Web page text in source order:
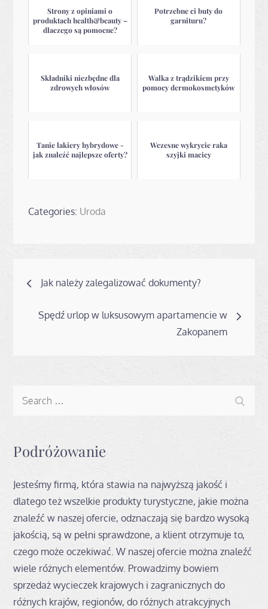
Strony z opiniami o
produktach health&beauty –
dlaczego są pomocne?
Potrzebne ci buty do
garnituru?
Składniki niezbędne dla
zdrowych włosów
Walka z trądzikiem przy
pomocy dermokosmetyków
Tanie lakiery hybrydowe -
jak znaleźć najlepsze oferty?
Wczesne wykrycie raka
szyjki macicy
Categories: Uroda
Nawigacja
wpisu
Jak należy zalegalizować dokumenty?
Spędź urlop w luksusowym apartamencie w
Zakopanem
Podróżowanie
Jesteśmy firmą, która stawia na najwyższą jakość i
dlatego też wszelkie produkty turystyczne, jakie można
znaleźć w naszej ofercie, odznaczają się bardzo wysoką
jakością, są w pełni sprawdzone, a klient otrzymuje to,
czego może oczekiwać. W naszej ofercie można znaleźć
wiele różnych elementów. Prowadzimy bowiem
sprzedaż wycieczek krajowych i zagranicznych do
różnych krajów, regionów, do różnych atrakcyjnych